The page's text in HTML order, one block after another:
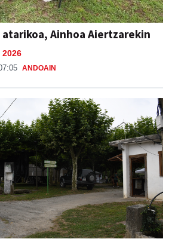
Ainhoa Aiertzarekin
2026
ANDOAIN